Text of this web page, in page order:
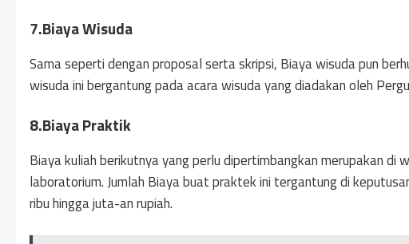
7.Biaya Wisuda
Sama seperti dengan proposal serta skripsi, Biaya wisuda pun
wisuda ini bergantung pada acara wisuda yang diadakan oleh
8.Biaya Praktik
Biaya kuliah berikutnya yang perlu dipertimbangkan merupakan di
laboratorium. Jumlah Biaya buat praktek ini tergantung di
ribu hingga juta-an rupiah.